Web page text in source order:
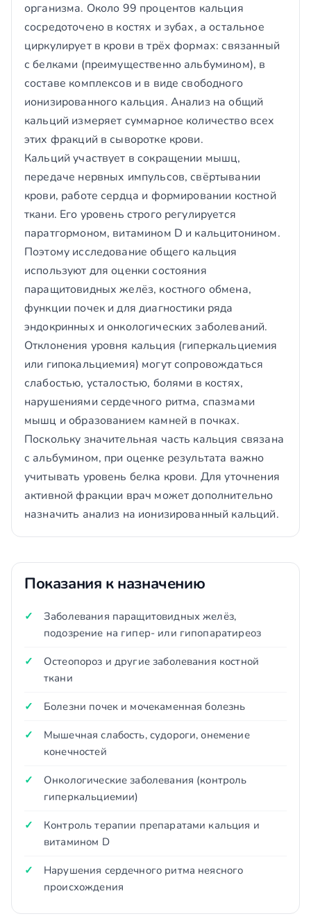
организма. Около 99 процентов кальция
сосредоточено в костях и зубах, а остальное
циркулирует в крови в трёх формах: связанный
с белками (преимущественно альбумином), в
составе комплексов и в виде свободного
ионизированного кальция. Анализ на общий
кальций измеряет суммарное количество всех
этих фракций в сыворотке крови.
Кальций участвует в сокращении мышц,
передаче нервных импульсов, свёртывании
крови, работе сердца и формировании костной
ткани. Его уровень строго регулируется
паратгормоном, витамином D и кальцитонином.
Поэтому исследование общего кальция
используют для оценки состояния
паращитовидных желёз, костного обмена,
функции почек и для диагностики ряда
эндокринных и онкологических заболеваний.
Отклонения уровня кальция (гиперкальциемия
или гипокальциемия) могут сопровождаться
слабостью, усталостью, болями в костях,
нарушениями сердечного ритма, спазмами
мышц и образованием камней в почках.
Поскольку значительная часть кальция связана
с альбумином, при оценке результата важно
учитывать уровень белка крови. Для уточнения
активной фракции врач может дополнительно
назначить анализ на ионизированный кальций.
Показания к назначению
Заболевания паращитовидных желёз,
подозрение на гипер- или гипопаратиреоз
Остеопороз и другие заболевания костной
ткани
Болезни почек и мочекаменная болезнь
Мышечная слабость, судороги, онемение
конечностей
Онкологические заболевания (контроль
гиперкальциемии)
Контроль терапии препаратами кальция и
витамином D
Нарушения сердечного ритма неясного
происхождения